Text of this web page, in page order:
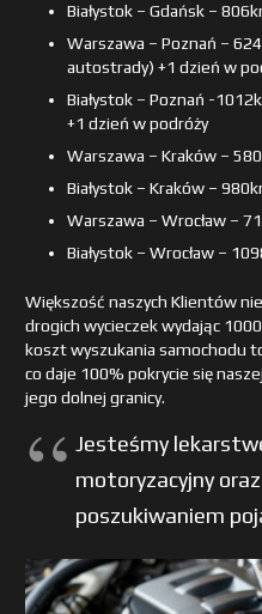
Białystok – Gdańsk –
Warszawa – Poznań –
autostrady) +1 dzień w
Białystok – Poznań -
+1 dzień w podróży
Warszawa – Kraków –
Białystok – Kraków –
Warszawa – Wrocław –
Białystok – Wrocław –
Większość naszych Klientów
drogich wycieczek wydając
koszt wyszukania samochodu
co daje 100% pokrycie się
jego dolnej granicy.
Jesteśmy
motoryzacyjny
poszukiwaniem